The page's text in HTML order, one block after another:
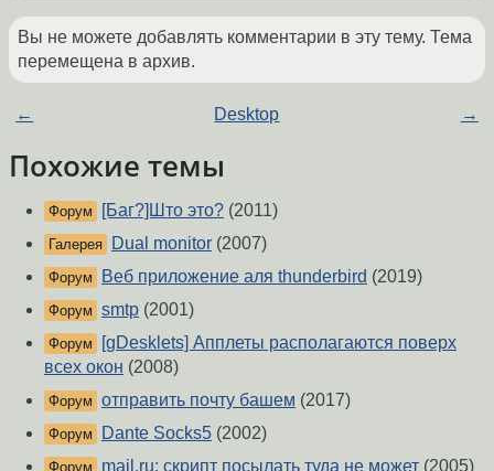
Вы не можете добавлять комментарии в эту тему. Тема
перемещена в архив.
← Desktop →
Похожие темы
Форум [Баг?]Што это? (2011)
Галерея Dual monitor (2007)
Форум Веб приложение aля thunderbird (2019)
Форум smtp (2001)
Форум
[gDesklets] Апплеты располагаются поверх
всех окон (2008)
Форум отправить почту башем (2017)
Форум Dante Socks5 (2002)
Форум mail.ru: скрипт посылать туда не может (2005)